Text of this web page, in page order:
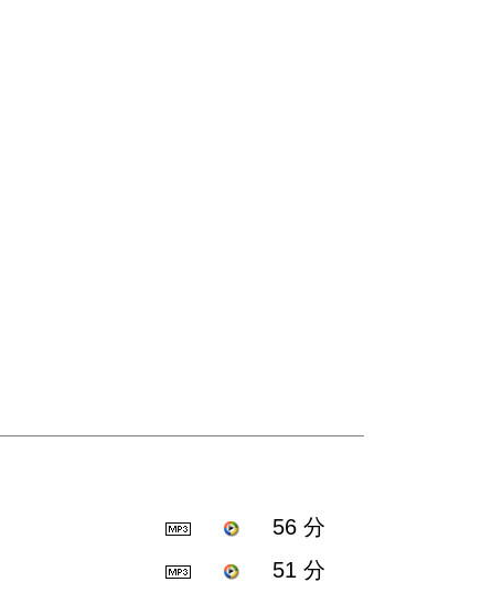
56 分
51 分